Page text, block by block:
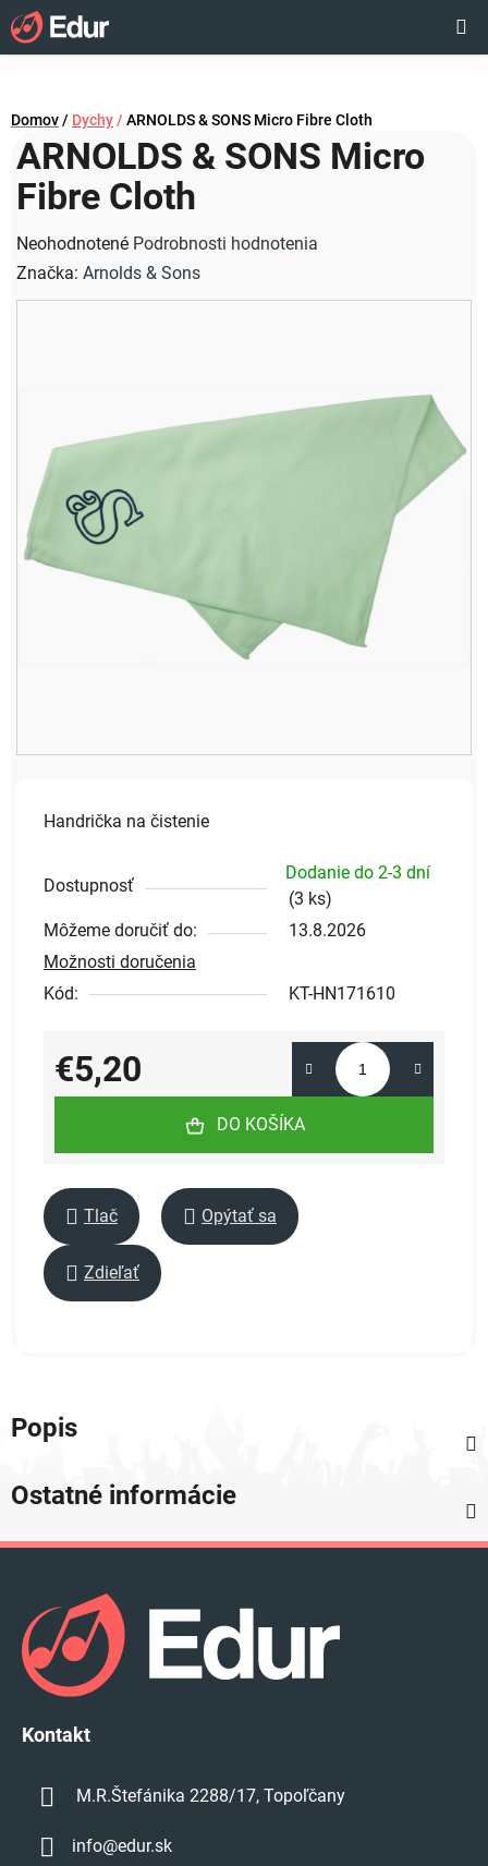
Prejsť
na
obsah
KOŠÍK
Domov/ Dychy / ARNOLDS & SONS Micro Fibre Cloth
Handrička na čistenie
Dostupnosť
Dodanie do 2-3 dní
(3 ks)
Môžeme doručiť do:
13.8.2026
Možnosti doručenia
Kód:
KT-HN171610
€5,20
Jednotková cena:
DO KOŠÍKA
Tlač Opýtať sa
Zdieľať
ARNOLDS & SONS Micro
Fibre Cloth
Priemerné
hodnotenie
produktu
hviezdičiek.
Neohodnotené Podrobnosti hodnotenia
Značka: Arnolds & Sons
Popis
Ostatné informácie
Kontakt
M.R.Štefánika 2288/17, Topoľčany
info@edur.sk